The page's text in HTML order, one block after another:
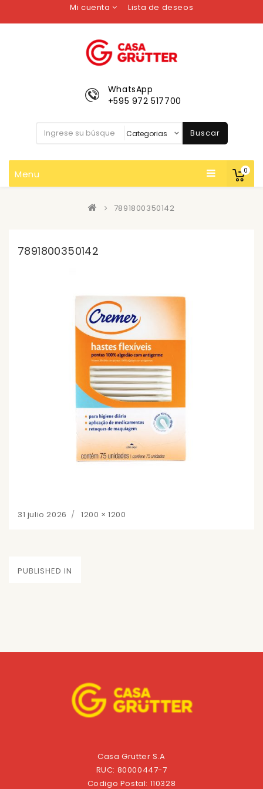
Mi cuenta Lista de deseos
0
WhatsApp
+595 972 517700
Buscar
Menu
7891800350142
7891800350142
Posted
31 julio 2026
Full
1200 × 1200
Navegación
PUBLISHED IN
Casa Grutter S.A
RUC: 80000447-7
Codigo Postal: 110328